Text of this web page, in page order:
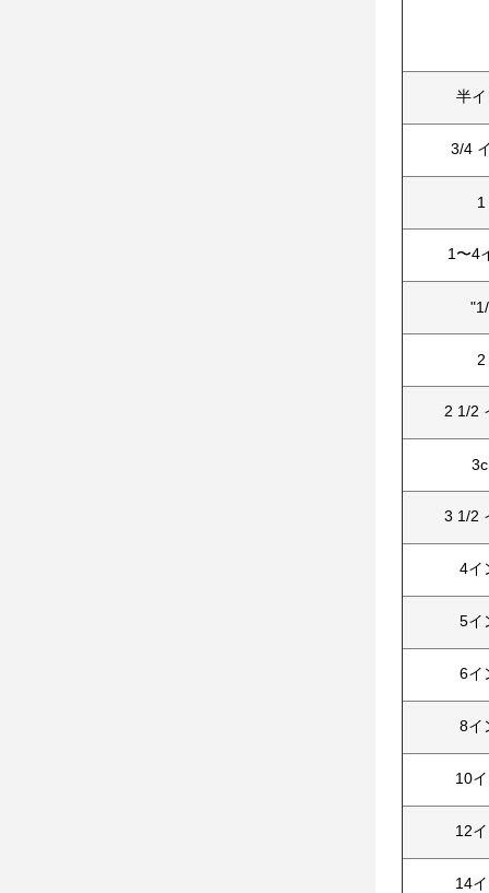
半
3/4
1
1〜4
2
2 1/2
3 1/2
4イ
5イ
6イ
8イ
10
12
14